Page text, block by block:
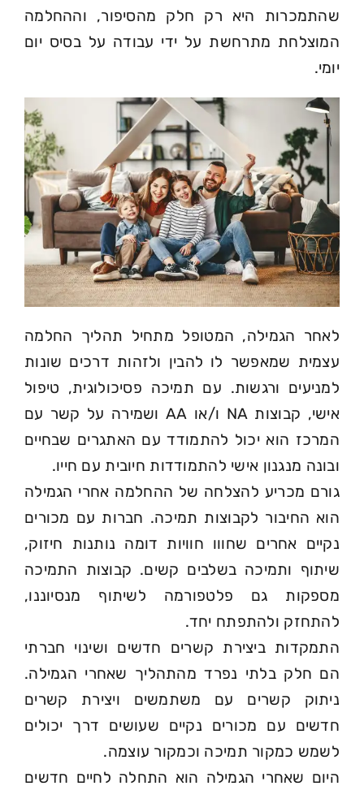
שהתמכרות היא רק חלק מהסיפור, וההחלמה
המוצלחת מתרחשת על ידי עבודה על בסיס יום
יומי.
לאחר הגמילה, המטופל מתחיל תהליך החלמה
עצמית שמאפשר לו להבין ולזהות דרכים שונות
למניעים ורגשות. עם תמיכה פסיכולוגית, טיפול
אישי, קבוצות NA ו/או AA ושמירה על קשר עם
המרכז הוא יכול להתמודד עם האתגרים שבחיים
ובונה מנגנון אישי להתמודדות חיובית עם חייו.
גורם מכריע להצלחה של ההחלמה אחרי הגמילה
הוא החיבור לקבוצות תמיכה. חברות עם מכורים
נקיים אחרים שחווו חוויות דומה נותנות חיזוק,
שיתוף ותמיכה בשלבים קשים. קבוצות התמיכה
מספקות גם פלטפורמה לשיתוף מנסיוננו,
להתחזק ולהתפתח יחד.
התמקדות ביצירת קשרים חדשים ושינוי חברתי
הם חלק בלתי נפרד מהתהליך שאחרי הגמילה.
ניתוק קשרים עם משתמשים ויצירת קשרים
חדשים עם מכורים נקיים שעושים דרך יכולים
לשמש כמקור תמיכה וכמקור עוצמה.
היום שאחרי הגמילה הוא התחלה לחיים חדשים